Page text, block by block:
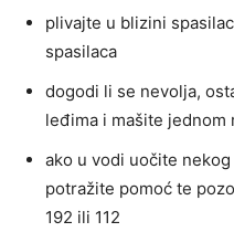
plivajte u blizini
spasilaca
dogodi li se nevolja,
leđima i mašite jednom
ako u vodi uočite
potražite pomoć te
192 ili 112